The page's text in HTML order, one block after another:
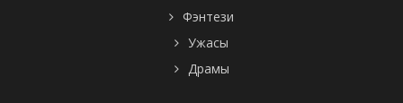
Фэнтези
Ужасы
Драмы